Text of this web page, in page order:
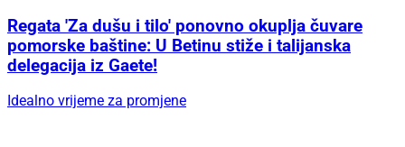
Regata 'Za dušu i tilo' ponovno okuplja čuvare
pomorske baštine: U Betinu stiže i talijanska
delegacija iz Gaete!
Idealno vrijeme za promjene